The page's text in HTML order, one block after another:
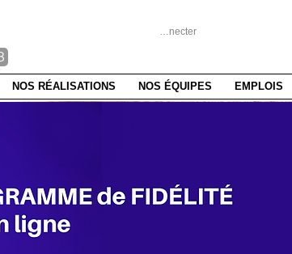
NOS RÉALISATIONS NOS ÉQUIPES EMPLOIS
Se connecter